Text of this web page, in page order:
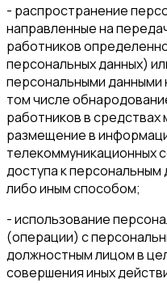
- распространение
направленные на
работников
персональных данных)
персональными данными
том числе
работников в
размещение в
телекоммуникационных
доступа к
либо иным способом;
- использование
(операции) с
должностным лицом в
совершения иных